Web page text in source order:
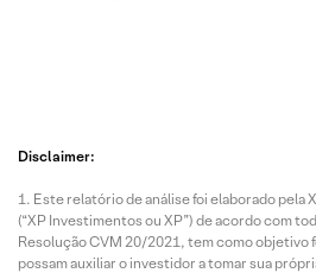
Disclaimer:
Este relatório de análise foi elaborado pela
(“XP Investimentos ou XP”) de acordo com
Resolução CVM 20/2021, tem como objetivo
possam auxiliar o investidor a tomar sua